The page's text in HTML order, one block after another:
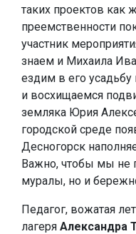
таких проектов как
преемственности
участник
знаем и Михаила
ездим в его
и восхищаемся
земляка Юрия
городской среде
Десногорск
Важно, чтобы мы не
муралы, но и
Педагог, вожатая
лагеря Александра